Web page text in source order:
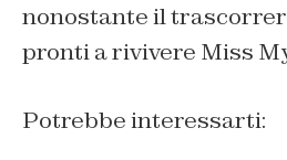
nonostante il
pronti a rivivere Miss
Potrebbe interessarti: